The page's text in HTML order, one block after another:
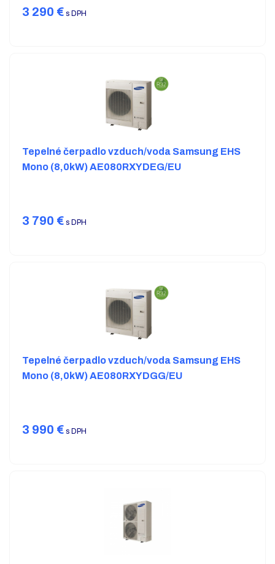
3 290 € s DPH
Tepelné čerpadlo vzduch/voda Samsung EHS
Mono (8,0kW) AE080RXYDEG/EU
3 790 € s DPH
Tepelné čerpadlo vzduch/voda Samsung EHS
Mono (8,0kW) AE080RXYDGG/EU
3 990 € s DPH